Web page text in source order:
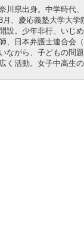
川県出身。中学時代
月、慶応義塾大学大学
設。少年非行、いじ
、日本弁護士連合会
ながら、子どもの問
く活動。女子中高生